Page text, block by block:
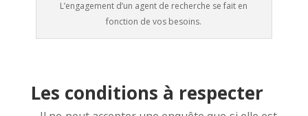
L’engagement d’un agent de recherche se fait en
fonction de vos besoins.
Les conditions à respecter